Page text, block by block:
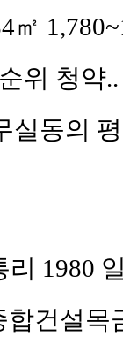
㎡
순위 청
실동의
1980
합건설목